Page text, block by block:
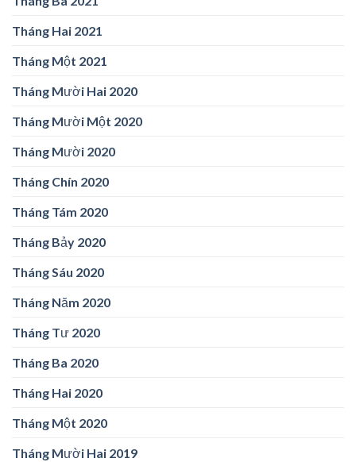
Tháng Hai 2021
Tháng Một 2021
Tháng Mười Hai 2020
Tháng Mười Một 2020
Tháng Mười 2020
Tháng Chín 2020
Tháng Tám 2020
Tháng Bảy 2020
Tháng Sáu 2020
Tháng Năm 2020
Tháng Tư 2020
Tháng Ba 2020
Tháng Hai 2020
Tháng Một 2020
Tháng Mười Hai 2019